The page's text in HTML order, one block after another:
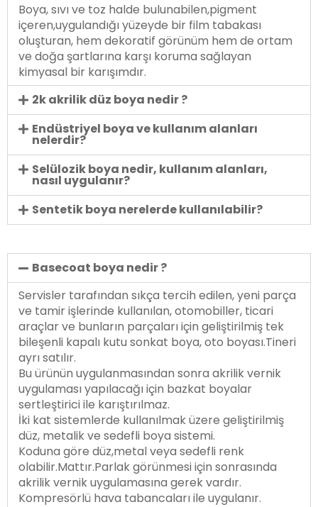
Boya, sıvı ve toz halde bulunabilen,pigment
içeren,uygulandığı yüzeyde bir film tabakası
oluşturan, hem dekoratif görünüm hem de ortam
ve doğa şartlarına karşı koruma sağlayan
kimyasal bir karışımdır.
2k akrilik düz boya nedir ?
Endüstriyel boya ve kullanım alanları
nelerdir?
Selülozik boya nedir, kullanım alanları,
nasıl uygulanır?
Sentetik boya nerelerde kullanılabilir?
Basecoat boya nedir ?
Servisler tarafından sıkça tercih edilen, yeni parça
ve tamir işlerinde kullanılan, otomobiller, ticari
araçlar ve bunların parçaları için geliştirilmiş tek
bileşenli kapalı kutu sonkat boya, oto boyası.Tineri
ayrı satılır.
Bu ürünün uygulanmasından sonra akrilik vernik
uygulaması yapılacağı için bazkat boyalar
sertleştirici ile karıştırılmaz.
İki kat sistemlerde kullanılmak üzere geliştirilmiş
düz, metalik ve sedefli boya sistemi.
Koduna göre düz,metal veya sedefli renk
olabilir.Mattır.Parlak görünmesi için sonrasında
akrilik vernik uygulamasına gerek vardır.
Kompresörlü hava tabancaları ile uygulanır.